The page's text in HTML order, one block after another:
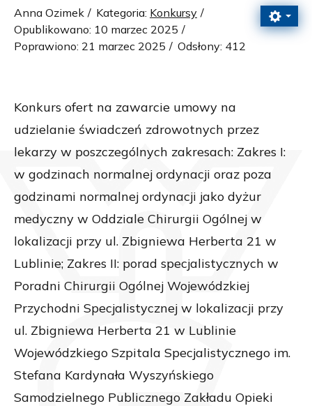
Anna Ozimek Kategoria: Konkursy
Opublikowano: 10 marzec 2025
Poprawiono: 21 marzec 2025
Odsłony: 412
Konkurs ofert na zawarcie umowy na
udzielanie świadczeń zdrowotnych przez
lekarzy w poszczególnych zakresach: Zakres I:
w godzinach normalnej ordynacji oraz poza
godzinami normalnej ordynacji jako dyżur
medyczny w Oddziale Chirurgii Ogólnej w
lokalizacji przy ul. Zbigniewa Herberta 21 w
Lublinie; Zakres II: porad specjalistycznych w
Poradni Chirurgii Ogólnej Wojewódzkiej
Przychodni Specjalistycznej w lokalizacji przy
ul. Zbigniewa Herberta 21 w Lublinie
Wojewódzkiego Szpitala Specjalistycznego im.
Stefana Kardynała Wyszyńskiego
Samodzielnego Publicznego Zakładu Opieki